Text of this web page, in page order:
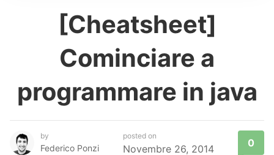
[Cheatsheet]
Cominciare a
programmare in java
by
Federico Ponzi
posted on
Novembre 26, 2014 0